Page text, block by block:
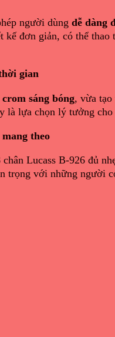
người dùng dễ dàng
đơn giản, có thể
gian
sáng bóng, vừa
lựa chọn lý tưởng
theo
Lucass B-926 đủ
trọng với những người